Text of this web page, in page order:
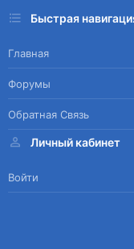
Быстрая
Главная
Форумы
Обратная Связь
Личный кабинет
Войти